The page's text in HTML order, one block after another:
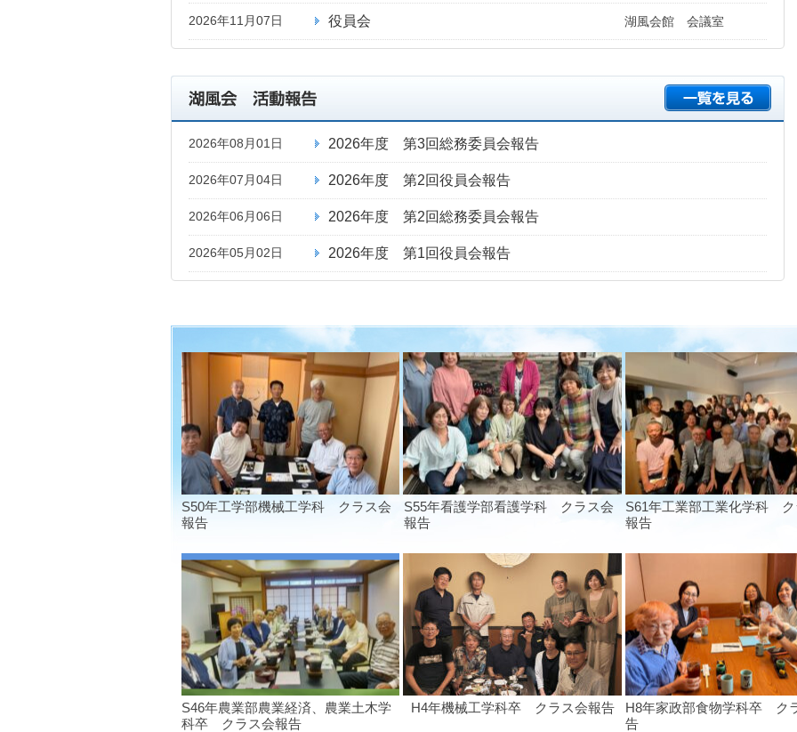
2026年11月07日 役員会 湖風会館 会議室
2026年08月01日 2026年度 第3回総務委員会報告
2026年07月04日 2026年度 第2回役員会報告
2026年06月06日 2026年度 第2回総務委員会報告
2026年05月02日 2026年度 第1回役員会報告
S50年工学部機械工学科 クラス会
報告
S55年看護学部看護学科 クラス会
報告
S61年工業部工業化学科 ク
報告
S46年農業部農業経済、農業土木学
科卒 クラス会報告
H4年機械工学科卒 クラス会報告
H8年家政部食物学科卒 ク
告